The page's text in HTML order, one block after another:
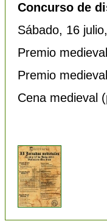
Concurso de
Sábado, 16
Premio
Premio
Cena medieval